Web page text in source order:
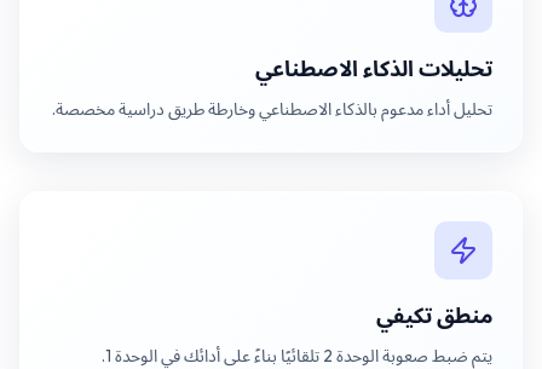
تحليلات الذكاء الاصطناعي
تحليل أداء مدعوم بالذكاء الاصطناعي وخارطة طريق دراسية مخصصة.
منطق تكيفي
يتم ضبط صعوبة الوحدة 2 تلقائيًا بناءً على أدائك في الوحدة 1.